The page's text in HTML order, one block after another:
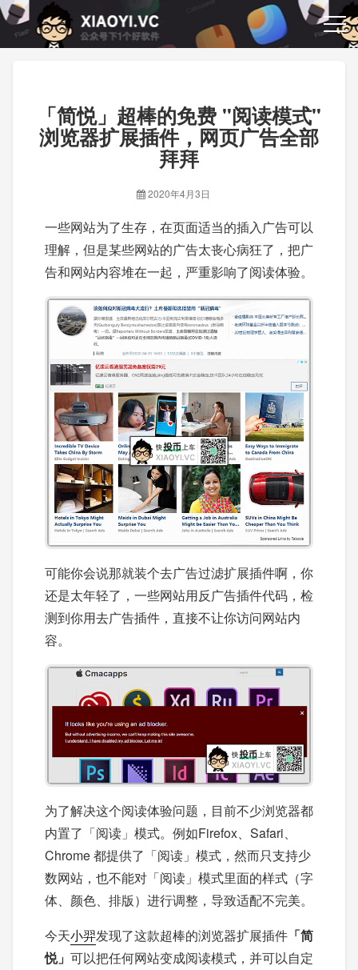
「简悦」超棒的免费 "阅读模式"
浏览器扩展插件，网页广告全部
拜拜
2020年4月3日
一些网站为了生存，在页面适当的插入广告可以
理解，但是某些网站的广告太丧心病狂了，把广
告和网站内容堆在一起，严重影响了阅读体验。
可能你会说那就装个去广告过滤扩展插件啊，你
还是太年轻了，一些网站用反广告插件代码，检
测到你用去广告插件，直接不让你访问网站内
容。
为了解决这个阅读体验问题，目前不少浏览器都
内置了「阅读」模式。例如Firefox、Safari、
Chrome 都提供了「阅读」模式，然而只支持少
数网站，也不能对「阅读」模式里面的样式（字
体、颜色、排版）进行调整，导致适配不完美。
今天小羿发现了这款超棒的浏览器扩展插件 「简
悦」 可以把任何网站变成阅读模式，并可以自定